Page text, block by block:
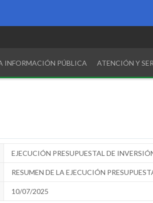
INFORMACIÓN PÚBLICA ATENCIÓN Y
EJECUCIÓN PRESUPUESTAL DE
RESUMEN DE LA EJECUCIÓN
10/07/2025